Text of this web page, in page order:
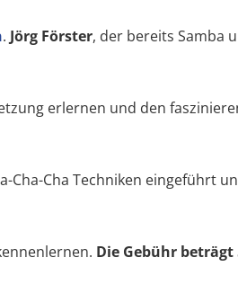
. Jörg Förster, der bereits Samba
erlernen und den
Cha-Cha Techniken eingeführt
Die Gebühr beträgt